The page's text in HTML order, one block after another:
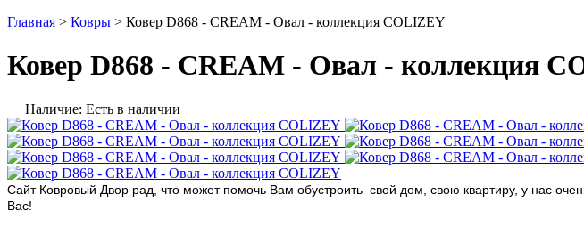
Главная > Ковры > Ковер D868 - CREAM - Овал - коллекция COLIZEY
Ковер D868 - CREAM - Овал - коллекция
Наличие: Есть в наличии
Сайт Ковровый Двор рад, что может помочь Вам обустроить свой дом, свою квартиру, у нас
Вас!